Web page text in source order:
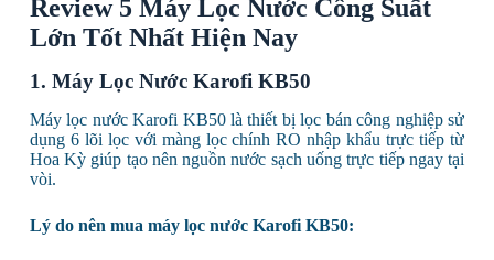
Review 5 Máy Lọc Nước Công Suất
Lớn Tốt Nhất Hiện Nay
1. Máy Lọc Nước Karofi KB50
Máy lọc nước Karofi KB50 là thiết bị lọc bán công nghiệp sử
dụng 6 lõi lọc với màng lọc chính RO nhập khẩu trực tiếp từ
Hoa Kỳ giúp tạo nên nguồn nước sạch uống trực tiếp ngay tại
vòi.
Lý do nên mua máy lọc nước Karofi KB50: